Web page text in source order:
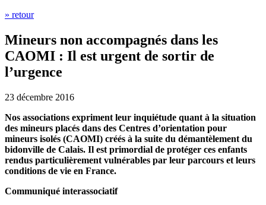
» retour
Mineurs non accompagnés dans les
CAOMI : Il est urgent de sortir de
l’urgence
23 décembre 2016
Nos associations expriment leur inquiétude quant à la situation
des mineurs placés dans des Centres d’orientation pour
mineurs isolés (CAOMI) créés à la suite du démantèlement du
bidonville de Calais. Il est primordial de protéger ces enfants
rendus particulièrement vulnérables par leur parcours et leurs
conditions de vie en France.
Communiqué interassociatif